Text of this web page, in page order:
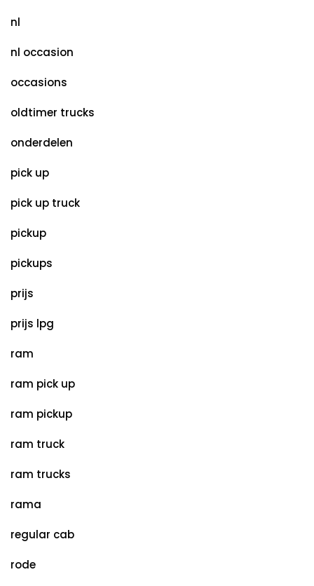
nl
nl occasion
occasions
oldtimer trucks
onderdelen
pick up
pick up truck
pickup
pickups
prijs
prijs lpg
ram
ram pick up
ram pickup
ram truck
ram trucks
rama
regular cab
rode